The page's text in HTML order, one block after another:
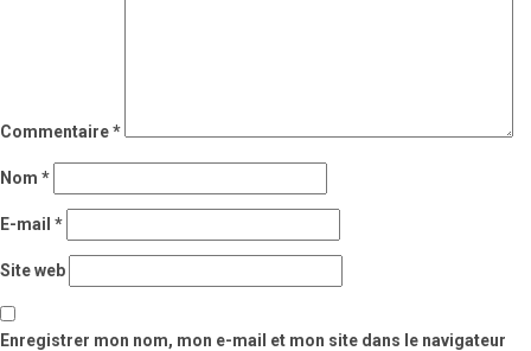
Commentaire*
Nom *
E-mail *
Site web
Enregistrer mon nom, mon e-mail et mon site dans le navigateur